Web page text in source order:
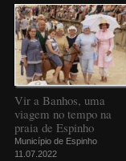
Vir a Banhos, uma
viagem no tempo na
praia de Espinho
Município de Espinho
11.07.2022